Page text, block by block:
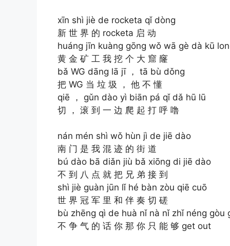
xīn shì jiè de rocketa qǐ dòng
新 世 界 的 rocketa 启 动
huáng jīn kuàng gōng wǒ wā gè dà kū
黄 金 矿 工 我 挖 个 大 窟 窿
bǎ WG dāng lā jī ， tā bù dǒng
把 WG 当 垃 圾 ， 他 不 懂
qiē ， gǔn dào yì biān pá qǐ dǎ hū lū
切 ， 滚 到 一 边 爬 起 打 呼 噜
nán mén shì wǒ hùn jì de jiē dào
南 门 是 我 混 迹 的 街 道
bú dào bā diǎn jiù bǎ xiōng di jiē dào
不 到 八 点 就 把 兄 弟 接 到
shì jiè guàn jūn lǐ hé bàn zòu qiē cuō
世 界 冠 军 里 和 伴 奏 切 磋
bù zhēng qì de huà nǐ nà nǐ zhǐ néng gòu
不 争 气 的 话 你 那 你 只 能 够 get out